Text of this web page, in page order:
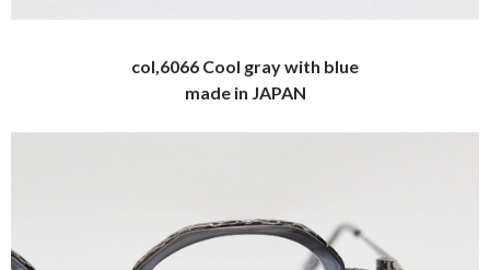
col,6066 Cool gray with blue
made in JAPAN